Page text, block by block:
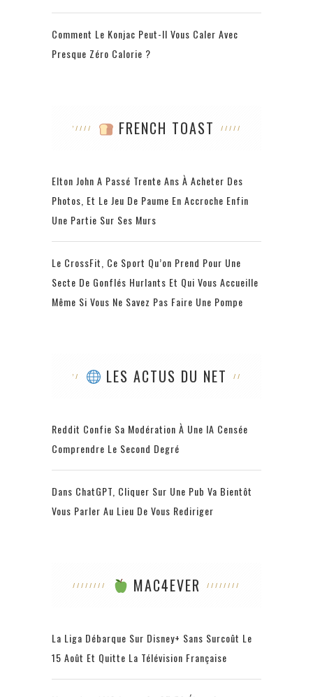
Comment Le Konjac Peut-Il Vous Caler Avec
Presque Zéro Calorie ?
FRENCH TOAST
Elton John A Passé Trente Ans À Acheter Des
Photos, Et Le Jeu De Paume En Accroche Enfin
Une Partie Sur Ses Murs
Le CrossFit, Ce Sport Qu’on Prend Pour Une
Secte De Gonflés Hurlants Et Qui Vous Accueille
Même Si Vous Ne Savez Pas Faire Une Pompe
LES ACTUS DU NET
Reddit Confie Sa Modération À Une IA Censée
Comprendre Le Second Degré
Dans ChatGPT, Cliquer Sur Une Pub Va Bientôt
Vous Parler Au Lieu De Vous Rediriger
MAC4EVER
La Liga Débarque Sur Disney+ Sans Surcoût Le
15 Août Et Quitte La Télévision Française